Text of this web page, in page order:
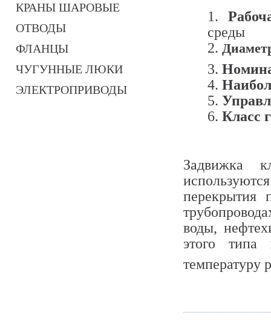
КРАНЫ ШАРОВЫЕ
ОТВОДЫ
ФЛАНЦЫ
ЧУГУННЫЕ ЛЮКИ
ЭЛЕКТРОПРИВОДЫ
среды
Класс
Задвижка
перекрытия
воды,
этого
температуру